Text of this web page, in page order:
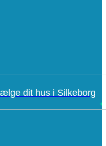
dit hus i Silkeborg